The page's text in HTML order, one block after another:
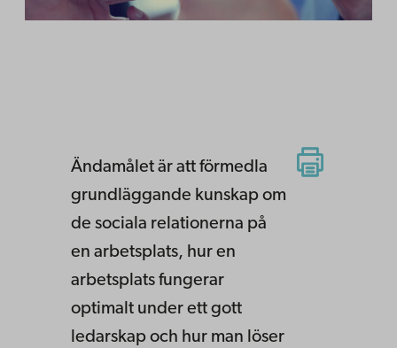
Ändamålet är att förmedla
grundläggande kunskap om
de sociala relationerna på
en arbetsplats, hur en
arbetsplats fungerar
optimalt under ett gott
ledarskap och hur man löser